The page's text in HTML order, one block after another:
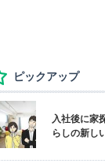
ピックアップ
入社後に家
らしの新し